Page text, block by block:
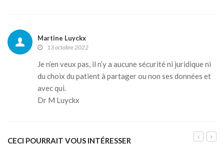
Martine Luyckx
13 octobre 2022
Je n’en veux pas, il n’y a aucune sécurité ni juridique ni
du choix du patient à partager ou non ses données et
avec qui.
Dr M Luyckx
CECI POURRAIT VOUS INTÉRESSER